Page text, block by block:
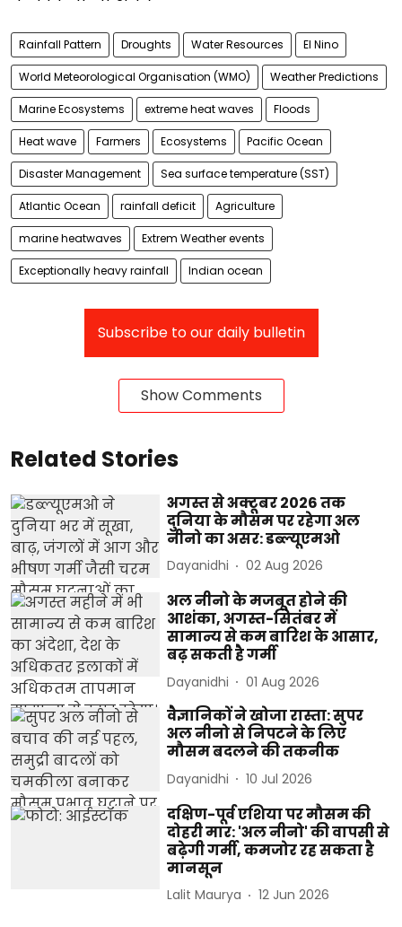
Rainfall Pattern Droughts Water Resources El Nino
World Meteorological Organisation (WMO) Weather Predictions
Marine Ecosystems extreme heat waves Floods
Heat wave Farmers Ecosystems Pacific Ocean
Disaster Management Sea surface temperature (SST)
Atlantic Ocean rainfall deficit Agriculture
marine heatwaves Extrem Weather events
Exceptionally heavy rainfall Indian ocean
Subscribe to our daily bulletin
Show Comments
Related Stories
अगस्त से अक्टूबर 2026 तक
दुनिया के मौसम पर रहेगा अल
नीनो का असर: डब्ल्यूएमओ
Dayanidhi 02 Aug 2026
अल नीनो के मजबूत होने की
आशंका, अगस्त-सितंबर में
सामान्य से कम बारिश के आसार,
बढ़ सकती है गर्मी
Dayanidhi 01 Aug 2026
वैज्ञानिकों ने खोजा रास्ता: सुपर
अल नीनो से निपटने के लिए
मौसम बदलने की तकनीक
Dayanidhi 10 Jul 2026
दक्षिण-पूर्व एशिया पर मौसम की
दोहरी मार: 'अल नीनो' की वापसी से
बढ़ेगी गर्मी, कमजोर रह सकता है
मानसून
Lalit Maurya 12 Jun 2026